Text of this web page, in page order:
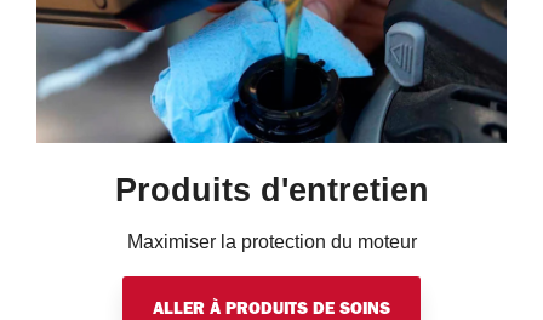
Produits d'entretien
Maximiser la protection du moteur
ALLER À PRODUITS DE SOINS